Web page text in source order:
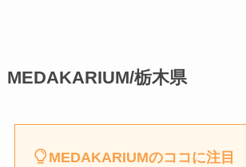
MEDAKARIUM/栃木県
MEDAKARIUMのココに注目